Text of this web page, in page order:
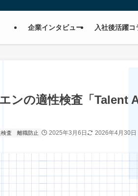
企業インタビュー 入社後活躍コ
ンの適性検査「Talent
査 離職防止 2025年3月6日 2026年4月30日